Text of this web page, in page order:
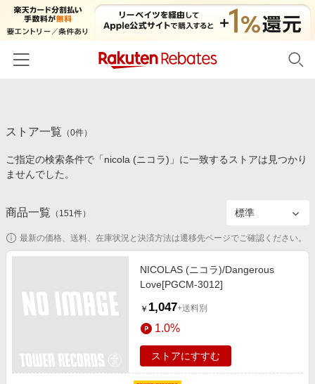
カテゴリー一覧
百貨店・総合ECモール
食品・スイーツ・お酒
コスメ・健康・医薬品
家電・PC・スマホ・カメラ
スポーツ・アウトドア・ゴルフ
インテリア・寝具
イベント一覧
初回購入者限定特典
対象ストア新規限定特典
楽天ペイ導入ストア
旅行特集
わくわく夏特集
楽天IDでログイン/会員登録
ストア一覧 （0件）
ご指定の検索条件で「nicola (ニコラ)」に一致するストアは見つかり
ませんでした。
商品一覧 （ 151件）
最新の価格、送料、在庫状況と決済方法は遷移先ページでご確認ください。
NICOLAS (ニコラ)/Dangerous
Love[PGCM-3012]
￥ 1,047+送料別
1.0%
ストアにすすむ